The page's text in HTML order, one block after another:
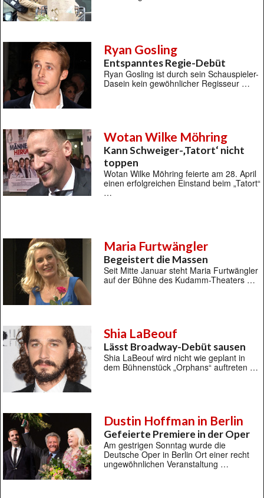
Ryan Gosling
Entspanntes Regie-Debüt
Ryan Gosling ist durch sein Schauspieler-
Dasein kein gewöhnlicher Regisseur …
Wotan Wilke Möhring
Kann Schweiger-‚Tatort‘ nicht
toppen
Wotan Wilke Möhring feierte am 28. April
einen erfolgreichen Einstand beim „Tatort“
…
Maria Furtwängler
Begeistert die Massen
Seit Mitte Januar steht Maria Furtwängler
auf der Bühne des Kudamm-Theaters …
Shia LaBeouf
Lässt Broadway-Debüt sausen
Shia LaBeouf wird nicht wie geplant in
dem Bühnenstück „Orphans“ auftreten …
Dustin Hoffman in Berlin
Gefeierte Premiere in der Oper
Am gestrigen Sonntag wurde die
Deutsche Oper in Berlin Ort einer recht
ungewöhnlichen Veranstaltung …